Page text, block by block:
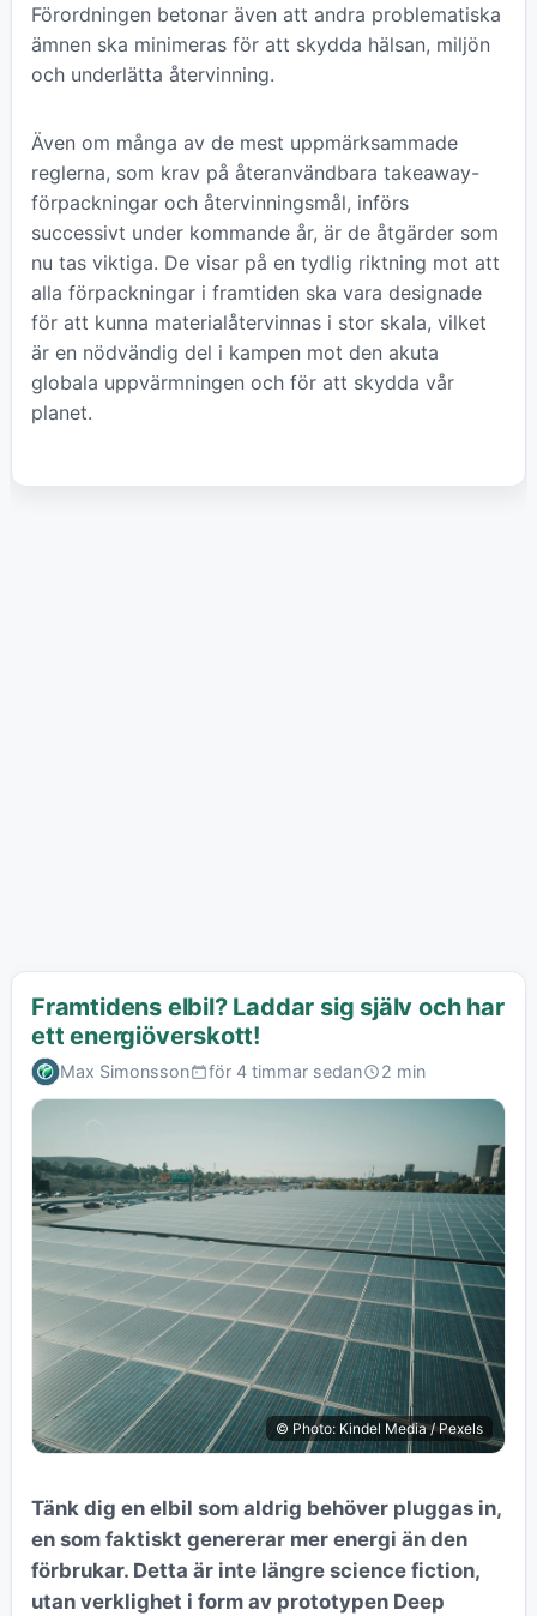
Förordningen betonar även att andra problematiska
ämnen ska minimeras för att skydda hälsan, miljön
och underlätta återvinning.
Även om många av de mest uppmärksammade
reglerna, som krav på återanvändbara takeaway-
förpackningar och återvinningsmål, införs
successivt under kommande år, är de åtgärder som
nu tas viktiga. De visar på en tydlig riktning mot att
alla förpackningar i framtiden ska vara designade
för att kunna materialåtervinnas i stor skala, vilket
är en nödvändig del i kampen mot den akuta
globala uppvärmningen och för att skydda vår
planet.
Framtidens elbil? Laddar sig själv och har
ett energiöverskott!
Max Simonsson för 4 timmar sedan 2 min
© Photo: Kindel Media / Pexels
Tänk dig en elbil som aldrig behöver pluggas in,
en som faktiskt genererar mer energi än den
förbrukar. Detta är inte längre science fiction,
utan verklighet i form av prototypen Deep